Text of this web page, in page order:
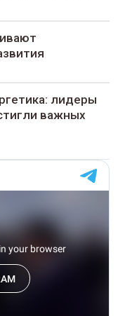
лидеры
важных